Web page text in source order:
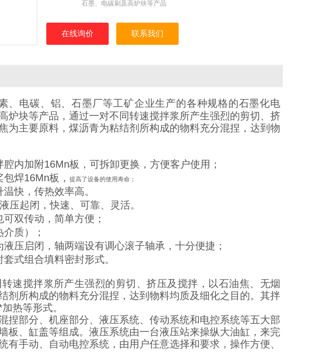
石墨、电碳刷及高炉块等产品
在线询价 联系我们
、电碳、铝、石墨厂等工矿企业生产的各种规格的石墨化电
炉块等产品，通过一对不同转速搅拌浆所产生强烈的剪切、挤
为主要原料，煤沥青为粘结剂所构成的物料充分混捏，达到物
内加附16Mn板，可拆卸更换，方便客户使用；
焊16Mn板， 提高了设备的使用寿命；
快，传热效率高。
压起闭，快速、可靠、灵活。
双传动，简单方便；
质）；
压启闭，轴两端设有调心滚子轴承，十分便捷；
式组合填料密封形式。
速搅拌浆所产生强烈的剪切、挤压及搅拌，以石油焦、无烟
剂所构成的物料充分混捏，达到物料均质及细化之目的。其拌
热等形式。
捏部分、机座部分、液压系统、传动系统和电控系统等五大部
板、缸盖等组成。 液压系统由一台液压站来操纵大油缸，来完
有手动、自动电控系统，由用户任意选择和要求，操作方便、